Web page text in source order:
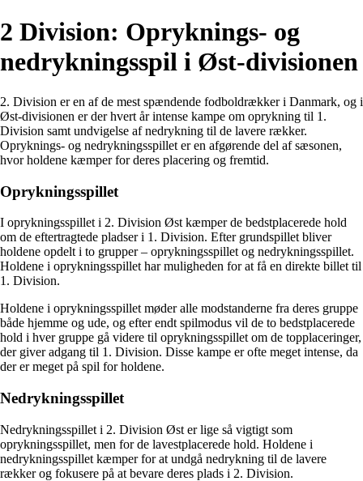
2 Division: Opryknings- og
nedrykningsspil i Øst-divisionen
2. Division er en af de mest spændende fodboldrækker i Danmark, og i
Øst-divisionen er der hvert år intense kampe om oprykning til 1.
Division samt undvigelse af nedrykning til de lavere rækker.
Opryknings- og nedrykningsspillet er en afgørende del af sæsonen,
hvor holdene kæmper for deres placering og fremtid.
Oprykningsspillet
I oprykningsspillet i 2. Division Øst kæmper de bedstplacerede hold
om de eftertragtede pladser i 1. Division. Efter grundspillet bliver
holdene opdelt i to grupper – oprykningsspillet og nedrykningsspillet.
Holdene i oprykningsspillet har muligheden for at få en direkte billet til
1. Division.
Holdene i oprykningsspillet møder alle modstanderne fra deres gruppe
både hjemme og ude, og efter endt spilmodus vil de to bedstplacerede
hold i hver gruppe gå videre til oprykningsspillet om de topplaceringer,
der giver adgang til 1. Division. Disse kampe er ofte meget intense, da
der er meget på spil for holdene.
Nedrykningsspillet
Nedrykningsspillet i 2. Division Øst er lige så vigtigt som
oprykningsspillet, men for de lavestplacerede hold. Holdene i
nedrykningsspillet kæmper for at undgå nedrykning til de lavere
rækker og fokusere på at bevare deres plads i 2. Division.